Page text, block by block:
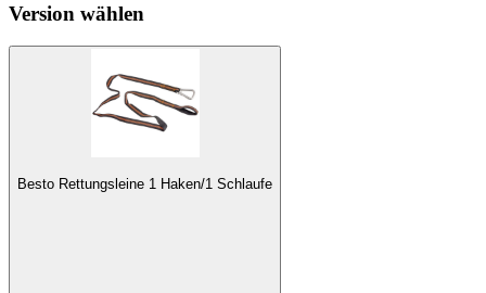
Version wählen
Besto Rettungsleine 1 Haken/1 Schlaufe